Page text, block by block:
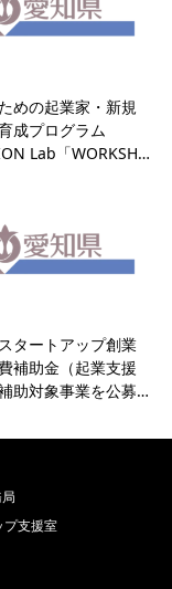
めの起業家・新規
成プログラム
Lab「WORKSH…
タートアップ創業
補助金（起業支援
助対象事業を公募…
プ支援室